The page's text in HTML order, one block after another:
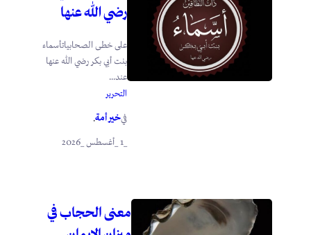
رضي الله عنها
على خطى الصحابياتأسماء
بنت أبي بكر رضي الله عنها
عند...
التحرير
فيخير أمة.
_1 _أغسطس _2026
معنى الحجاب في